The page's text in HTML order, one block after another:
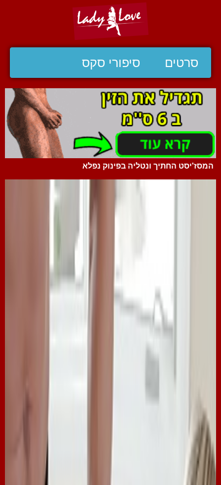
סרטים סיפורי סקס
המסז'יסט החתיך ונטליה בפינוק נפלא